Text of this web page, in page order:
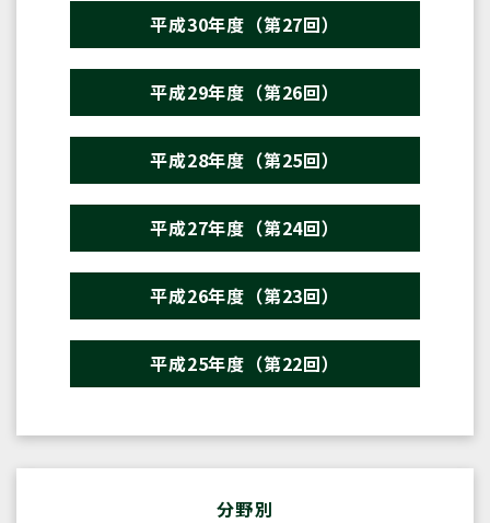
平成30年度（第27回）
平成29年度（第26回）
平成28年度（第25回）
平成27年度（第24回）
平成26年度（第23回）
平成25年度（第22回）
分野別